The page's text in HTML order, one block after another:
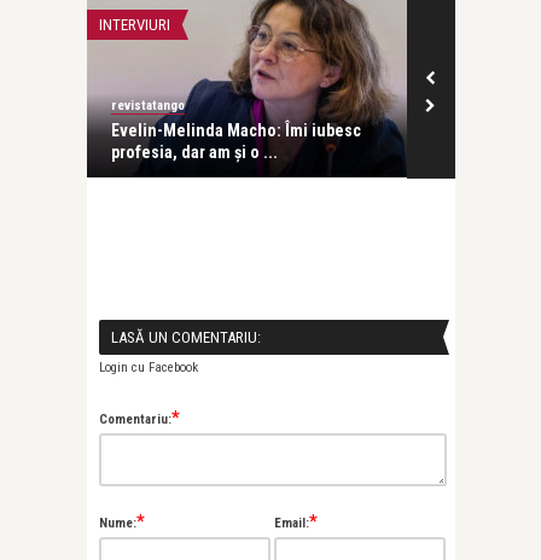
INTERVIURI
revistatango
Evelin-Melinda Macho: Îmi iubesc
profesia, dar am și o ...
LASĂ UN COMENTARIU:
Login cu Facebook
Comentariu:*
Nume:* Email:*